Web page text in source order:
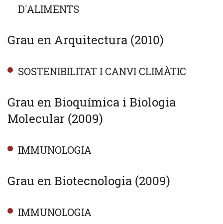
D'ALIMENTS
Grau en Arquitectura (2010)
SOSTENIBILITAT I CANVI CLIMÀTIC
Grau en Bioquímica i Biologia
Molecular (2009)
IMMUNOLOGIA
Grau en Biotecnologia (2009)
IMMUNOLOGIA